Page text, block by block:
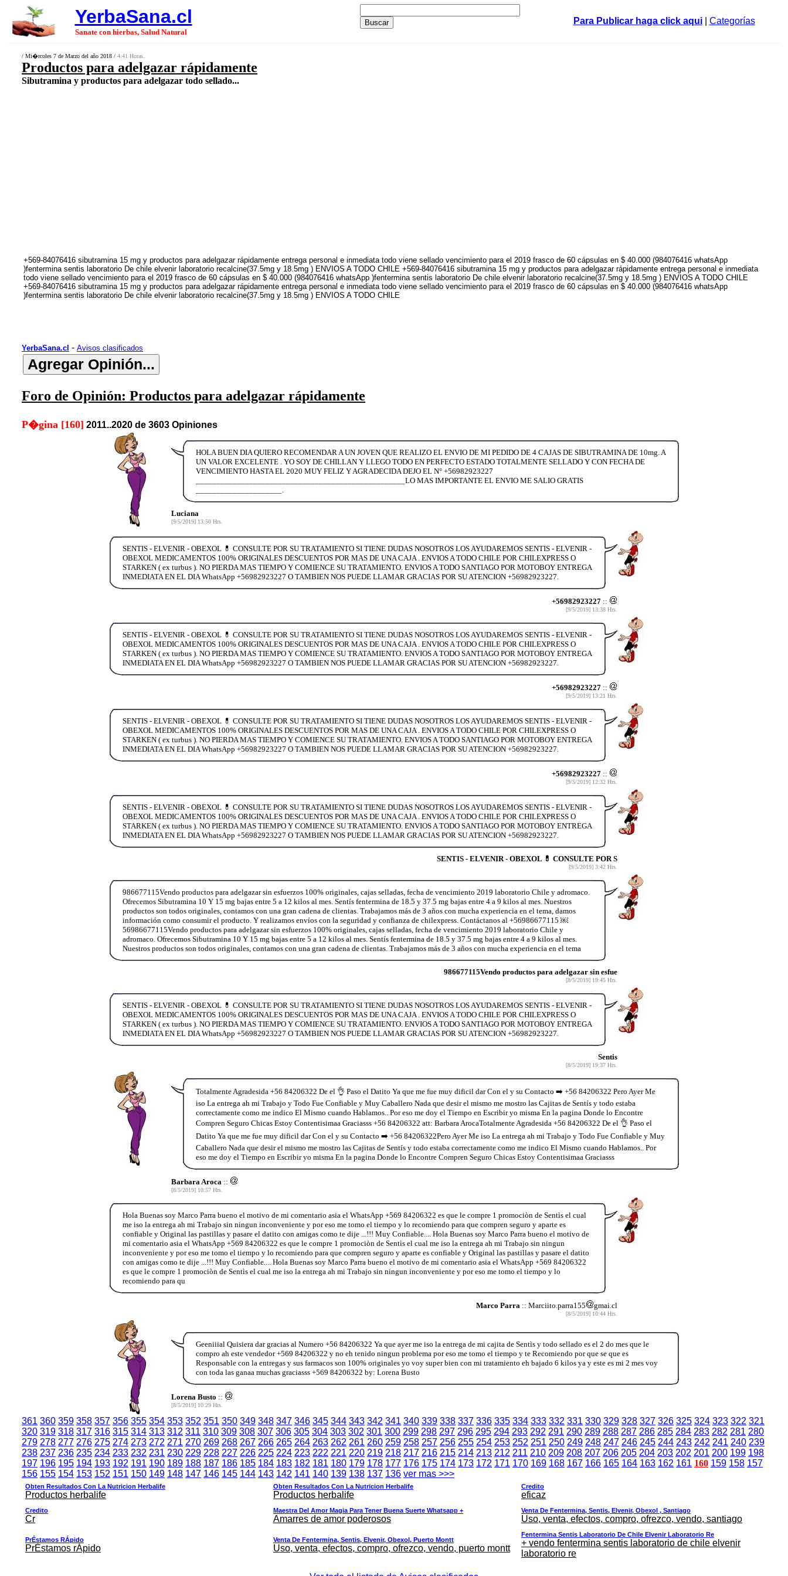
YerbaSana.cl
Sanate con hierbas, Salud Natural
Para Publicar haga click aqui| Categorías
/ Mi�rcoles 7 de Marzo del año 2018 / 4:41 Horas.
Productos para adelgazar rápidamente
Sibutramina y productos para adelgazar todo sellado...
+569-84076416 sibutramina 15 mg y productos para adelgazar rápidamente entrega personal e inmediata todo viene sellado vencimiento para el 2019 frasco de 60 cápsulas en $ 40.000 (984076416 whatsApp
)fentermina sentis laboratorio De chile elvenir laboratorio recalcine(37.5mg y 18.5mg ) ENVIOS A TODO CHILE +569-84076416 sibutramina 15 mg y productos para adelgazar rápidamente entrega personal e inmediata
todo viene sellado vencimiento para el 2019 frasco de 60 cápsulas en $ 40.000 (984076416 whatsApp )fentermina sentis laboratorio De chile elvenir laboratorio recalcine(37.5mg y 18.5mg ) ENVIOS A TODO CHILE
+569-84076416 sibutramina 15 mg y productos para adelgazar rápidamente entrega personal e inmediata todo viene sellado vencimiento para el 2019 frasco de 60 cápsulas en $ 40.000 (984076416 whatsApp
)fentermina sentis laboratorio De chile elvenir laboratorio recalcine(37.5mg y 18.5mg ) ENVIOS A TODO CHILE
YerbaSana.cl - Avisos clasificados
Foro de Opinión: Productos para adelgazar rápidamente
P�gina [160] 2011..2020 de 3603 Opiniones
HOLA BUEN DIA QUIERO RECOMENDAR A UN JOVEN QUE REALIZO EL ENVIO DE MI PEDIDO DE 4 CAJAS DE SIBUTRAMINA DE 10mg. A
UN VALOR EXCELENTE . YO SOY DE CHILLAN Y LLEGO TODO EN PERFECTO ESTADO TOTALMENTE SELLADO Y CON FECHA DE
VENCIMIENTO HASTA EL 2020 MUY FELIZ Y AGRADECIDA DEJO EL N° +56982923227
___________________________________________________LO MAS IMPORTANTE EL ENVIO ME SALIO GRATIS
Luciana
[9/5/2019] 13:50 Hrs.
SENTIS - ELVENIR - OBEXOL 💊 CONSULTE POR SU TRATAMIENTO SI TIENE DUDAS NOSOTROS LOS AYUDAREMOS SENTIS - ELVENIR -
OBEXOL MEDICAMENTOS 100% ORIGINALES DESCUENTOS POR MAS DE UNA CAJA . ENVIOS A TODO CHILE POR CHILEXPRESS O
STARKEN ( ex turbus ). NO PIERDA MAS TIEMPO Y COMIENCE SU TRATAMIENTO. ENVIOS A TODO SANTIAGO POR MOTOBOY ENTREGA
INMEDIATA EN EL DIA WhatsApp +56982923227 O TAMBIEN NOS PUEDE LLAMAR GRACIAS POR SU ATENCION +56982923227.
+56982923227::
[9/5/2019] 13:38 Hrs.
SENTIS - ELVENIR - OBEXOL 💊 CONSULTE POR SU TRATAMIENTO SI TIENE DUDAS NOSOTROS LOS AYUDAREMOS SENTIS - ELVENIR -
OBEXOL MEDICAMENTOS 100% ORIGINALES DESCUENTOS POR MAS DE UNA CAJA . ENVIOS A TODO CHILE POR CHILEXPRESS O
STARKEN ( ex turbus ). NO PIERDA MAS TIEMPO Y COMIENCE SU TRATAMIENTO. ENVIOS A TODO SANTIAGO POR MOTOBOY ENTREGA
INMEDIATA EN EL DIA WhatsApp +56982923227 O TAMBIEN NOS PUEDE LLAMAR GRACIAS POR SU ATENCION +56982923227.
+56982923227::
[9/5/2019] 13:21 Hrs.
SENTIS - ELVENIR - OBEXOL 💊 CONSULTE POR SU TRATAMIENTO SI TIENE DUDAS NOSOTROS LOS AYUDAREMOS SENTIS - ELVENIR -
OBEXOL MEDICAMENTOS 100% ORIGINALES DESCUENTOS POR MAS DE UNA CAJA . ENVIOS A TODO CHILE POR CHILEXPRESS O
STARKEN ( ex turbus ). NO PIERDA MAS TIEMPO Y COMIENCE SU TRATAMIENTO. ENVIOS A TODO SANTIAGO POR MOTOBOY ENTREGA
INMEDIATA EN EL DIA WhatsApp +56982923227 O TAMBIEN NOS PUEDE LLAMAR GRACIAS POR SU ATENCION +56982923227.
+56982923227::
[9/5/2019] 12:32 Hrs.
SENTIS - ELVENIR - OBEXOL 💊 CONSULTE POR SU TRATAMIENTO SI TIENE DUDAS NOSOTROS LOS AYUDAREMOS SENTIS - ELVENIR -
OBEXOL MEDICAMENTOS 100% ORIGINALES DESCUENTOS POR MAS DE UNA CAJA . ENVIOS A TODO CHILE POR CHILEXPRESS O
STARKEN ( ex turbus ). NO PIERDA MAS TIEMPO Y COMIENCE SU TRATAMIENTO. ENVIOS A TODO SANTIAGO POR MOTOBOY ENTREGA
INMEDIATA EN EL DIA WhatsApp +56982923227 O TAMBIEN NOS PUEDE LLAMAR GRACIAS POR SU ATENCION +56982923227.
SENTIS - ELVENIR - OBEXOL 💊 CONSULTE POR S
[9/5/2019] 3:42 Hrs.
986677115Vendo productos para adelgazar sin esfuerzos 100% originales, cajas selladas, fecha de vencimiento 2019 laboratorio Chile y adromaco.
Ofrecemos Sibutramina 10 Y 15 mg bajas entre 5 a 12 kilos al mes. Sentís fentermina de 18.5 y 37.5 mg bajas entre 4 a 9 kilos al mes. Nuestros
productos son todos originales, contamos con una gran cadena de clientas. Trabajamos más de 3 años con mucha experiencia en el tema, damos
información como consumir el producto. Y realizamos envíos con la seguridad y confianza de chilexpress. Contáctanos al +56986677115 ￼
56986677115Vendo productos para adelgazar sin esfuerzos 100% originales, cajas selladas, fecha de vencimiento 2019 laboratorio Chile y
adromaco. Ofrecemos Sibutramina 10 Y 15 mg bajas entre 5 a 12 kilos al mes. Sentís fentermina de 18.5 y 37.5 mg bajas entre 4 a 9 kilos al mes.
Nuestros productos son todos originales, contamos con una gran cadena de clientas. Trabajamos más de 3 años con mucha experiencia en el tema
986677115Vendo productos para adelgazar sin esfue
[8/5/2019] 19:45 Hrs.
SENTIS - ELVENIR - OBEXOL 💊 CONSULTE POR SU TRATAMIENTO SI TIENE DUDAS NOSOTROS LOS AYUDAREMOS SENTIS - ELVENIR -
OBEXOL MEDICAMENTOS 100% ORIGINALES DESCUENTOS POR MAS DE UNA CAJA . ENVIOS A TODO CHILE POR CHILEXPRESS O
STARKEN ( ex turbus ). NO PIERDA MAS TIEMPO Y COMIENCE SU TRATAMIENTO. ENVIOS A TODO SANTIAGO POR MOTOBOY ENTREGA
INMEDIATA EN EL DIA WhatsApp +56982923227 O TAMBIEN NOS PUEDE LLAMAR GRACIAS POR SU ATENCION +56982923227.
Sentis
[8/5/2019] 19:37 Hrs.
Totalmente Agradesida +56 84206322 De el 👌 Paso el Datito Ya que me fue muy dificil dar Con el y su Contacto ➡️ +56 84206322 Pero Ayer Me
iso La entrega ah mi Trabajo y Todo Fue Confiable y Muy Caballero Nada que desir el mismo me mostro las Cajitas de Sentís y todo estaba
correctamente como me indico El Mismo cuando Hablamos.. Por eso me doy el Tiempo en Escribir yo misma En la pagina Donde lo Encontre
Compren Seguro Chicas Estoy Contentisimaa Graciasss +56 84206322 att: Barbara ArocaTotalmente Agradesida +56 84206322 De el 👌 Paso el
Datito Ya que me fue muy dificil dar Con el y su Contacto ➡️ +56 84206322Pero Ayer Me iso La entrega ah mi Trabajo y Todo Fue Confiable y Muy
Caballero Nada que desir el mismo me mostro las Cajitas de Sentís y todo estaba correctamente como me indico El Mismo cuando Hablamos.. Por
eso me doy el Tiempo en Escribir yo misma En la pagina Donde lo Encontre Compren Seguro Chicas Estoy Contentisimaa Graciasss
Barbara Aroca ::
[8/5/2019] 10:57 Hrs.
Hola Buenas soy Marco Parra bueno el motivo de mi comentario asia el WhatsApp +569 84206322 es que le compre 1 promociòn de Sentìs el cual
me iso la entrega ah mi Trabajo sin ningun inconveniente y por eso me tomo el tiempo y lo recomiendo para que compren seguro y aparte es
confiable y Original las pastillas y pasare el datito con amigas como te dije ...!!! Muy Confiable.... Hola Buenas soy Marco Parra bueno el motivo de
mi comentario asia el WhatsApp +569 84206322 es que le compre 1 promociòn de Sentìs el cual me iso la entrega ah mi Trabajo sin ningun
inconveniente y por eso me tomo el tiempo y lo recomiendo para que compren seguro y aparte es confiable y Original las pastillas y pasare el datito
con amigas como te dije ...!!! Muy Confiable.... Hola Buenas soy Marco Parra bueno el motivo de mi comentario asia el WhatsApp +569 84206322
es que le compre 1 promociòn de Sentìs el cual me iso la entrega ah mi Trabajo sin ningun inconveniente y por eso me tomo el tiempo y lo
recomiendo para qu
Marco Parra :: Marciito.parra155 gmai.cl
[8/5/2019] 10:44 Hrs.
Geeniiial Quisiera dar gracias al Numero +56 84206322 Ya que ayer me iso la entrega de mi cajita de Sentìs y todo sellado es el 2 do mes que le
compro ah este vendedor +569 84206322 y no eh tenido ningun problema por eso me tomo el tiempo y te Recomiendo por que se que es
Responsable con la entregas y sus farmacos son 100% originales yo voy super bien con mi tratamiento eh bajado 6 kilos ya y este es mi 2 mes voy
con toda las ganaa muchas graciasss +569 84206322 by: Lorena Busto
Lorena Busto ::
[8/5/2019] 10:29 Hrs.
361 360 359 358 357 356 355 354 353 352 351 350 349 348 347 346 345 344 343 342 341 340 339 338 337 336 335 334 333 332 331 330 329 328 327 326 325 324 323 322 321
320 319 318 317 316 315 314 313 312 311 310 309 308 307 306 305 304 303 302 301 300 299 298 297 296 295 294 293 292 291 290 289 288 287 286 285 284 283 282 281 280
279 278 277 276 275 274 273 272 271 270 269 268 267 266 265 264 263 262 261 260 259 258 257 256 255 254 253 252 251 250 249 248 247 246 245 244 243 242 241 240 239
238 237 236 235 234 233 232 231 230 229 228 227 226 225 224 223 222 221 220 219 218 217 216 215 214 213 212 211 210 209 208 207 206 205 204 203 202 201 200 199 198
197 196 195 194 193 192 191 190 189 188 187 186 185 184 183 182 181 180 179 178 177 176 175 174 173 172 171 170 169 168 167 166 165 164 163 162 161 160 159 158 157
156 155 154 153 152 151 150 149 148 147 146 145 144 143 142 141 140 139 138 137 136 ver mas >>>
Obten Resultados Con La Nutricion Herbalife
Productos herbalife
Obten Resultados Con La Nutricion Herbalife
Productos herbalife
Credito
eficaz
Credito
Cr
Maestra Del Amor Magia Para Tener Buena Suerte Whatsapp +
Amarres de amor poderosos
Venta De Fentermina, Sentis, Elvenir, Obexol , Santiago
Uso, venta, efectos, compro, ofrezco, vendo, santiago
PrÉstamos RÁpido
PrÉstamos rÁpido
Venta De Fentermina, Sentis, Elvenir, Obexol, Puerto Montt
Uso, venta, efectos, compro, ofrezco, vendo, puerto montt
Fentermina Sentis Laboratorio De Chile Elvenir Laboratorio Re
+ vendo fentermina sentis laboratorio de chile elvenir
laboratorio re